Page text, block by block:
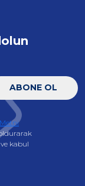
ABONE OL
kabul